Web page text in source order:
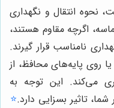
نحوه انتقال و نگهداری
اگرچه مقاوم هستند،
نامناسب قرار گیرند.
روی پایه‌های محافظ، از
می‌کند. این توجه به
تاثیر بسزایی دارد.⭐️